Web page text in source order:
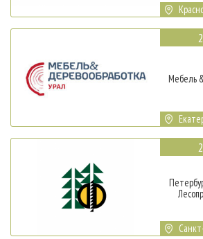
Мебель